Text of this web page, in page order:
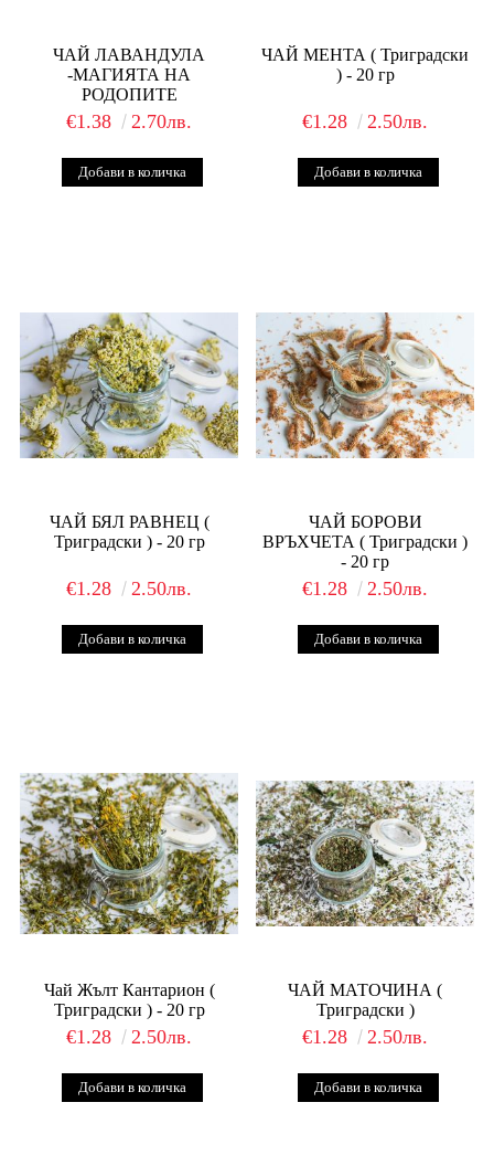
ЧАЙ ЛАВАНДУЛА
-МАГИЯТА НА
РОДОПИТЕ
€1.38 2.70лв.
ЧАЙ МЕНТА ( Триградски
) - 20 гр
€1.28 2.50лв.
ЧАЙ БЯЛ РАВНЕЦ (
Триградски ) - 20 гр
€1.28 2.50лв.
ЧАЙ БОРОВИ
ВРЪХЧЕТА ( Триградски )
- 20 гр
€1.28 2.50лв.
Чай Жълт Кантарион (
Триградски ) - 20 гр
€1.28 2.50лв.
ЧАЙ МАТОЧИНА (
Триградски )
€1.28 2.50лв.